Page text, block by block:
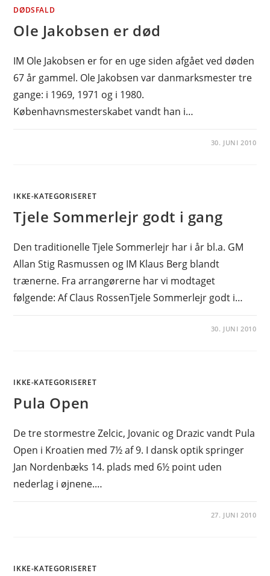
DØDSFALD
Ole Jakobsen er død
IM Ole Jakobsen er for en uge siden afgået ved døden
67 år gammel. Ole Jakobsen var danmarksmester tre
gange: i 1969, 1971 og i 1980.
Københavnsmesterskabet vandt han i…
30. JUNI 2010
IKKE-KATEGORISERET
Tjele Sommerlejr godt i gang
Den traditionelle Tjele Sommerlejr har i år bl.a. GM
Allan Stig Rasmussen og IM Klaus Berg blandt
trænerne. Fra arrangørerne har vi modtaget
følgende: Af Claus RossenTjele Sommerlejr godt i…
30. JUNI 2010
IKKE-KATEGORISERET
Pula Open
De tre stormestre Zelcic, Jovanic og Drazic vandt Pula
Open i Kroatien med 7½ af 9. I dansk optik springer
Jan Nordenbæks 14. plads med 6½ point uden
nederlag i øjnene.…
27. JUNI 2010
IKKE-KATEGORISERET